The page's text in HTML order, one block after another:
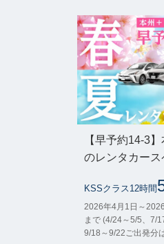
【早予約14-3
のレンタカース
KSSクラス12時間
2026年4月1日～
まで (4/24～5/5、7/
9/18～9/22ご出発分